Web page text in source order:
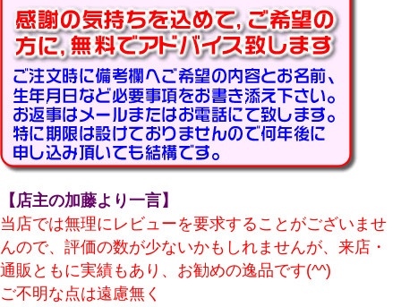
【店主の加藤より一言】
当店では無理にレビューを要求することがございませ
んので、評価の数が少ないかもしれませんが、来店・
通販ともに実績もあり、お勧めの逸品です(^^)
ご不明な点は遠慮無く
セール
限定
再入荷
翌日発送
在庫なし商品
在庫なし商品を表示しない
商品番号/JANコード
バンドル販売